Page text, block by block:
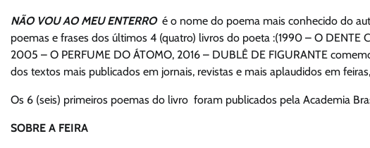
NÃO VOU AO MEU ENTERRO é o nome do poema mais conhecido do
poemas e frases dos últimos 4 (quatro) livros do poeta :(1990 – O DENTE
2005 – O PERFUME DO ÁTOMO, 2016 – DUBLÊ DE FIGURANTE
dos textos mais publicados em jornais, revistas e mais aplaudidos em
Os 6 (seis) primeiros poemas do livro foram publicados pela Academia
SOBRE A FEIRA